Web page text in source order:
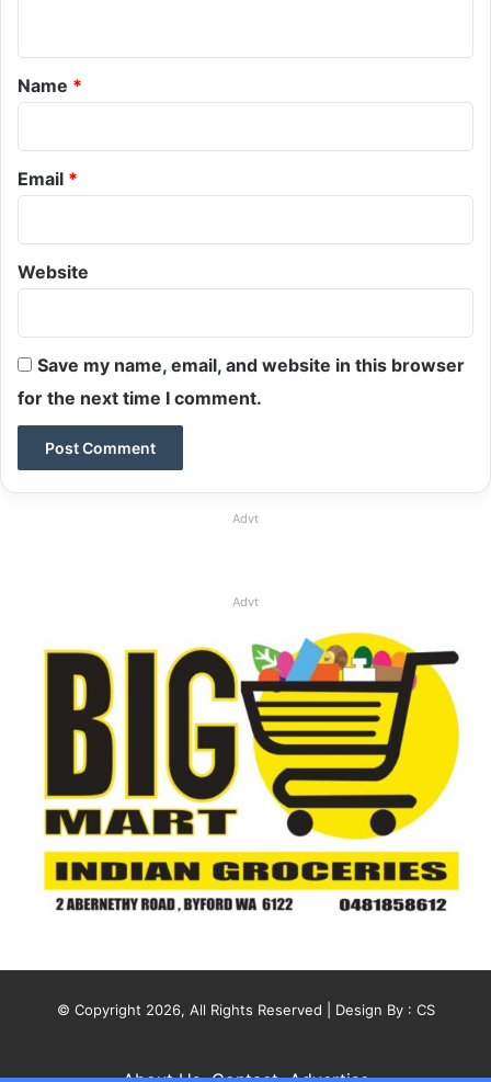
*
Name *
Email *
Website
Save my name, email, and website in this browser
for the next time I comment.
Advt
Advt
© Copyright 2026, All Rights Reserved | Design By : CS